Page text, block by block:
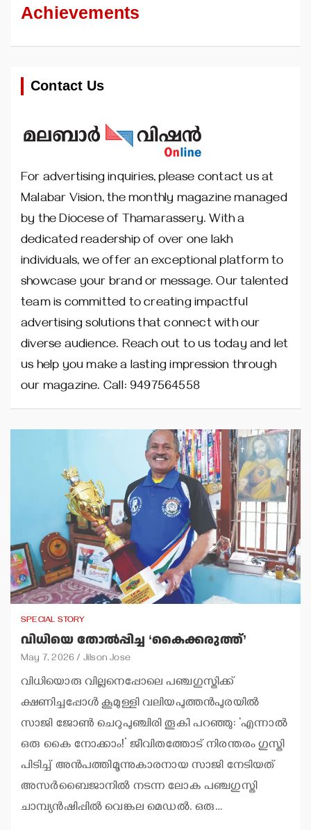
Achievements
Contact Us
For advertising inquiries, please contact us at
Malabar Vision, the monthly magazine managed
by the Diocese of Thamarassery. With a
dedicated readership of over one lakh
individuals, we offer an exceptional platform to
showcase your brand or message. Our talented
team is committed to creating impactful
advertising solutions that connect with our
diverse audience. Reach out to us today and let
us help you make a lasting impression through
our magazine. Call: 9497564558
SPECIAL STORY
വിധിയെ തോല്‍പ്പിച്ച ‘കൈക്കരുത്ത്’
May 7, 2026 Jilson Jose
വിധിയൊരു വില്ലനെപ്പോലെ പഞ്ചഗുസ്തിക്ക്
ക്ഷണിച്ചപ്പോള്‍ കൂമുള്ളി വലിയപുത്തന്‍പുരയില്‍
സാജി ജോണ്‍ ചെറുപുഞ്ചിരി തൂകി പറഞ്ഞു: ‘എന്നാല്‍
ഒരു കൈ നോക്കാം!’ ജീവിതത്തോട് നിരന്തരം ഗുസ്തി
പിടിച്ച് അന്‍പത്തിമൂന്നുകാരനായ സാജി നേടിയത്
അസര്‍ബൈജാനില്‍ നടന്ന ലോക പഞ്ചഗുസ്തി
ചാമ്പ്യന്‍ഷിപ്പില്‍ വെങ്കല മെഡല്‍. ഒരു…